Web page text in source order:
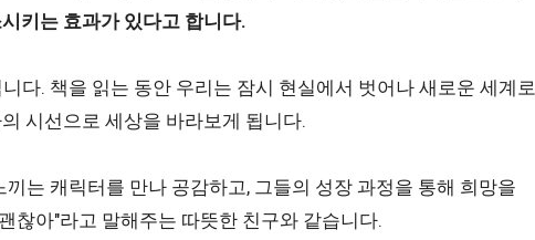
키는 효과가 있다고 합니다.
다. 책을 읽는 동안 우리는 잠시 현실에서 벗어나 새로운 세계로
시선으로 세상을 바라보게 됩니다.
는 캐릭터를 만나 공감하고, 그들의 성장 과정을 통해 희망을
찮아"라고 말해주는 따뜻한 친구와 같습니다.